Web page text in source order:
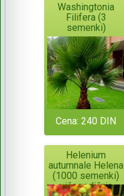
Washingtonia
Filifera (3
semenki)
Cena: 240 DIN
Helenium
autumnale Helena
(1000 semenki)
višegodišnja